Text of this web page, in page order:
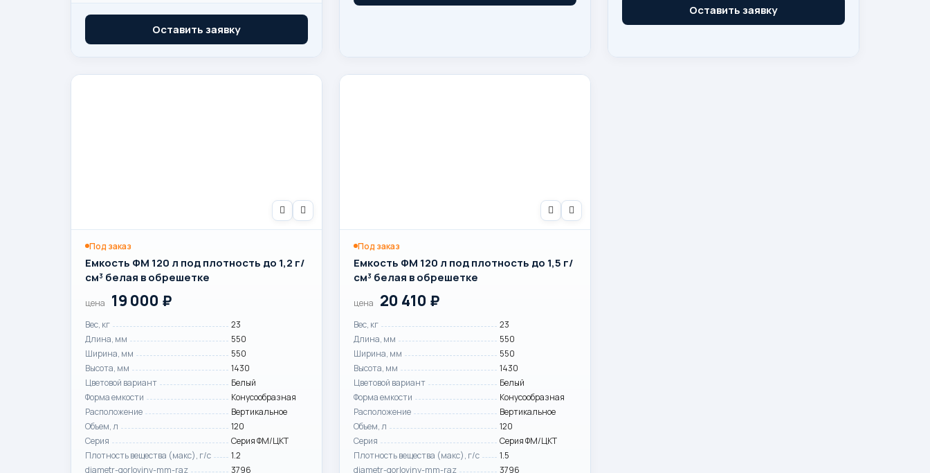
Оставить заявку
Оставить заявку
Под заказ
Емкость ФМ 120 л под плотность до 1,2 г/
см³ белая в обрешетке
цена 19 000 ₽
Вес, кг
23
Длина, мм
550
Ширина, мм
550
Высота, мм
1430
Цветовой вариант
Белый
Форма емкости
Конусообразная
Расположение
Вертикальное
Объем, л
120
Серия
Серия ФМ/ЦКТ
Плотность вещества (макс), г/с
1.2
diametr-gorloviny-mm-raz
3796
Под заказ
Емкость ФМ 120 л под плотность до 1,5 г/
см³ белая в обрешетке
цена 20 410 ₽
Вес, кг
23
Длина, мм
550
Ширина, мм
550
Высота, мм
1430
Цветовой вариант
Белый
Форма емкости
Конусообразная
Расположение
Вертикальное
Объем, л
120
Серия
Серия ФМ/ЦКТ
Плотность вещества (макс), г/с
1.5
diametr-gorloviny-mm-raz
3796